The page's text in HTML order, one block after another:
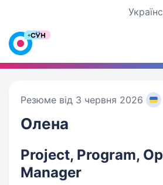
Резюме від 3 червня 2026
Олена
Project, Program,
Manager